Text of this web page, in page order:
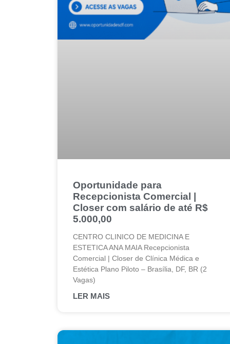
Oportunidade para
Recepcionista Comercial |
Closer com salário de até R$
5.000,00
CENTRO CLINICO DE MEDICINA E
ESTETICA ANA MAIA Recepcionista
Comercial | Closer de Clínica Médica e
Estética Plano Piloto – Brasília, DF, BR (2
Vagas)
LER MAIS